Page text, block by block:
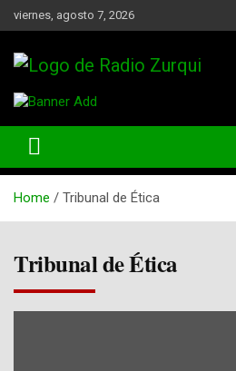
Skip
to
viernes, agosto 7, 2026
Radio Zurqui
Home Tribunal de Ética
Tribunal de Ética